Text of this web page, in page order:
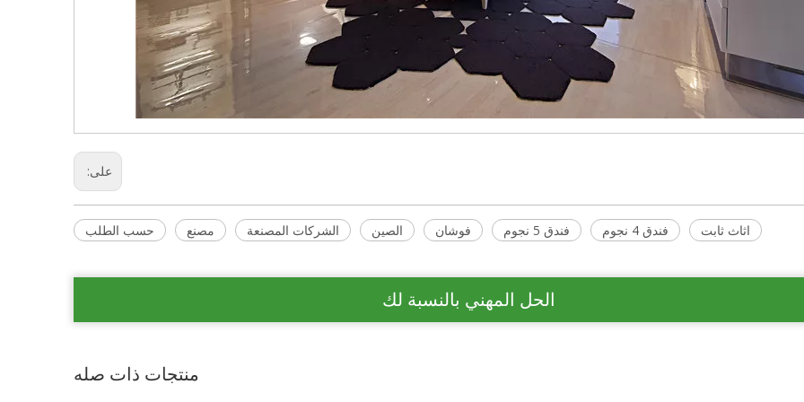
على:
حسب الطلب مصنع الشركات المصنعة الصين فوشان فندق 5 نجوم فندق 4 نجوم اثاث ثابت
الحل المهني بالنسبة لك
منتجات ذات صله